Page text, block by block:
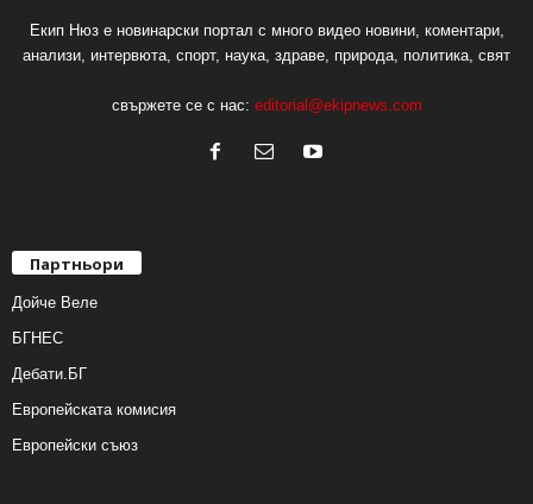
Екип Нюз е новинарски портал с много видео новини, коментари,
анализи, интервюта, спорт, наука, здраве, природа, политика, свят
свържете се с нас: editorial@ekipnews.com
Партньори
Дойче Веле
БГНЕС
Дебати.БГ
Европейската комисия
Европейски съюз